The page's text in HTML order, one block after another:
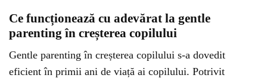
Ce funcționează cu adevărat la gentle
parenting în creșterea copilului
Gentle parenting în creșterea copilului s-a dovedit
eficient în primii ani de viață ai copilului. Potrivit